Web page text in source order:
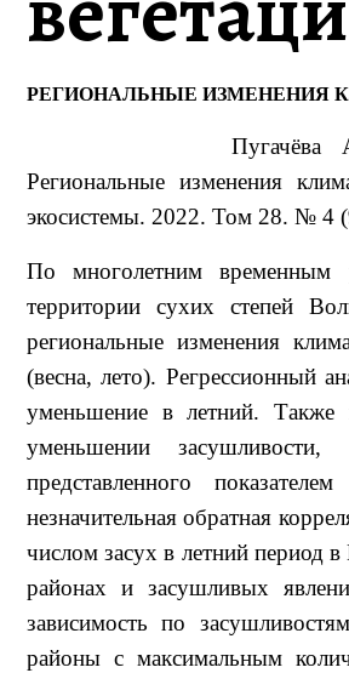
РЕГИОНАЛЬНЫЕ ИЗМЕНЕНИЯ
Пугачёва
Региональные изменения
экосистемы. 2022. Том 28. № 4
По многолетним временным
территории сухих степей
региональные изменения
(весна, лето). Регрессионный
уменьшение в летний. Также
уменьшении
представленного
незначительная обратная
числом засух в летний период
районах и засушливых
зависимость по
районы с максимальным